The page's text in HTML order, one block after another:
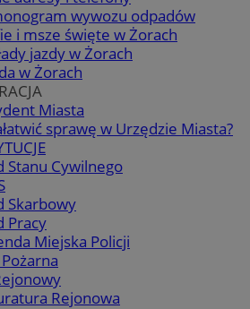
wywozu odpadów
i msze święte w Żorach
jazdy w Żorach
w Żorach
Miasta
sprawę w Urzędzie Miasta?
Stanu Cywilnego
Skarbowy
Pracy
Miejska Policji
Rejonowa